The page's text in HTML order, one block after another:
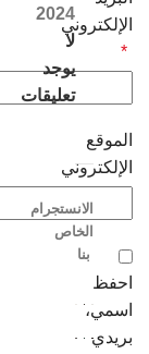
الإلكتروني
*
الموقع
الإلكتروني
احفظ
اسمي،
بريدي
2024
لا
يوجد
تعليقات
الانستجرام
الخاص
بنا